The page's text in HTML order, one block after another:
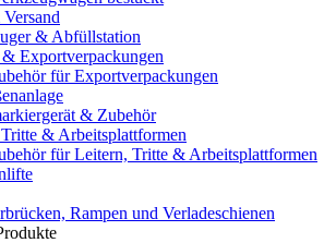
& Abfüllstation
& Exportverpackungen
für Exportverpackungen
& Zubehör
& Arbeitsplattformen
für Leitern, Tritte & Arbeitsplattformen
Rampen und Verladeschienen